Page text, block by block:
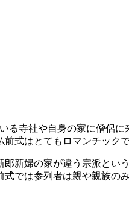
寺社や自身の家に僧侶
式はとてもロマンチック
新婦の家が違う宗派とい
では参列者は親や親族の